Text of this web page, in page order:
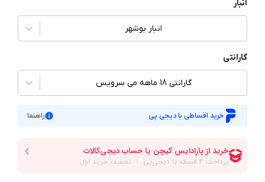
انبار
انبار بوشهر
گارانتی
گارانتی 18 ماهه می سرویس
خرید اقساطی با دیجی پی راهنما